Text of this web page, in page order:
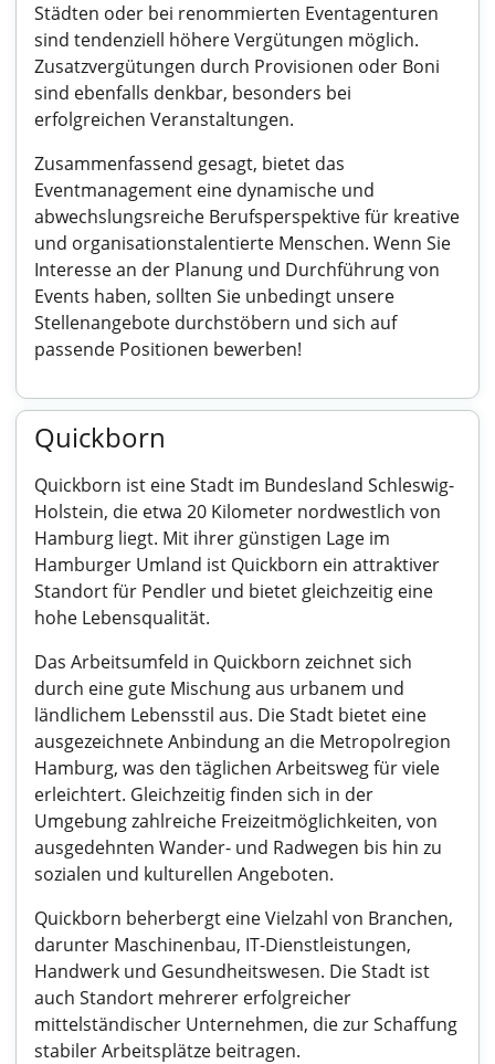
Städten oder bei renommierten Eventagenturen
sind tendenziell höhere Vergütungen möglich.
Zusatzvergütungen durch Provisionen oder Boni
sind ebenfalls denkbar, besonders bei
erfolgreichen Veranstaltungen.
Zusammenfassend gesagt, bietet das
Eventmanagement eine dynamische und
abwechslungsreiche Berufsperspektive für kreative
und organisationstalentierte Menschen. Wenn Sie
Interesse an der Planung und Durchführung von
Events haben, sollten Sie unbedingt unsere
Stellenangebote durchstöbern und sich auf
passende Positionen bewerben!
Quickborn
Quickborn ist eine Stadt im Bundesland Schleswig-
Holstein, die etwa 20 Kilometer nordwestlich von
Hamburg liegt. Mit ihrer günstigen Lage im
Hamburger Umland ist Quickborn ein attraktiver
Standort für Pendler und bietet gleichzeitig eine
hohe Lebensqualität.
Das Arbeitsumfeld in Quickborn zeichnet sich
durch eine gute Mischung aus urbanem und
ländlichem Lebensstil aus. Die Stadt bietet eine
ausgezeichnete Anbindung an die Metropolregion
Hamburg, was den täglichen Arbeitsweg für viele
erleichtert. Gleichzeitig finden sich in der
Umgebung zahlreiche Freizeitmöglichkeiten, von
ausgedehnten Wander- und Radwegen bis hin zu
sozialen und kulturellen Angeboten.
Quickborn beherbergt eine Vielzahl von Branchen,
darunter Maschinenbau, IT-Dienstleistungen,
Handwerk und Gesundheitswesen. Die Stadt ist
auch Standort mehrerer erfolgreicher
mittelständischer Unternehmen, die zur Schaffung
stabiler Arbeitsplätze beitragen.